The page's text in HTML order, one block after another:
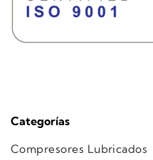
Categorías
Compresores Lubricados